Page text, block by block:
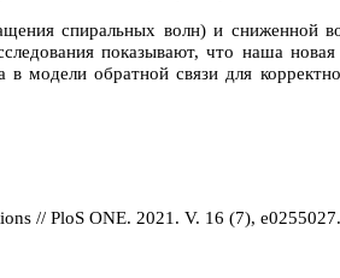
спиральных волн) и сниженной
показывают, что наша
модели обратной связи для
// PloS ONE. 2021. V. 16 (7), e0255027.